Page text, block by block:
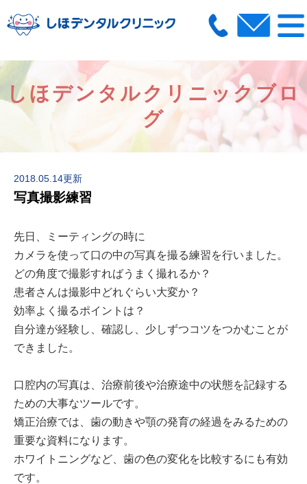
しほデンタルクリニックブロ
グ
2018.05.14更新
写真撮影練習
先日、ミーティングの時に
カメラを使って口の中の写真を撮る練習を行いました。
どの角度で撮影すればうまく撮れるか？
患者さんは撮影中どれぐらい大変か？
効率よく撮るポイントは？
自分達が経験し、確認し、少しずつコツをつかむことが
できました。
口腔内の写真は、治療前後や治療途中の状態を記録する
ための大事なツールです。
矯正治療では、歯の動きや顎の発育の経過をみるための
重要な資料になります。
ホワイトニングなど、歯の色の変化を比較するにも有効
です。